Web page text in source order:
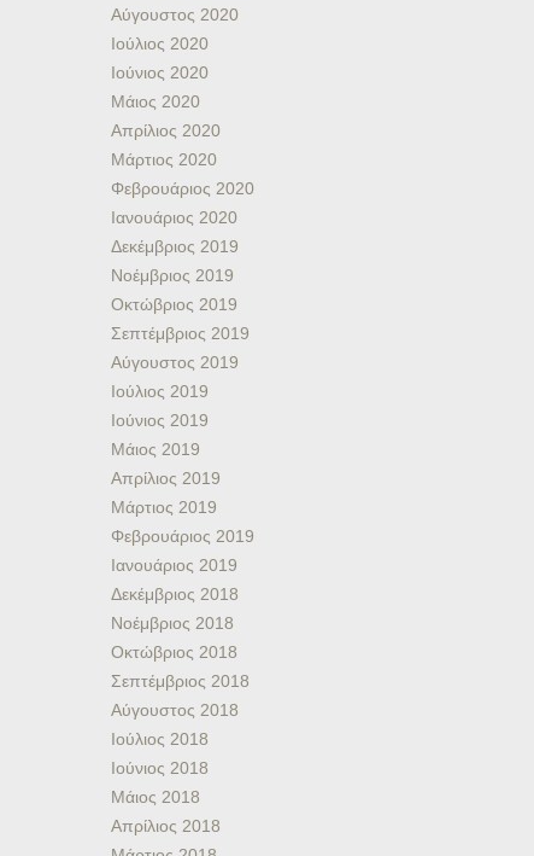
Αύγουστος 2020
Ιούλιος 2020
Ιούνιος 2020
Μάιος 2020
Απρίλιος 2020
Μάρτιος 2020
Φεβρουάριος 2020
Ιανουάριος 2020
Δεκέμβριος 2019
Νοέμβριος 2019
Οκτώβριος 2019
Σεπτέμβριος 2019
Αύγουστος 2019
Ιούλιος 2019
Ιούνιος 2019
Μάιος 2019
Απρίλιος 2019
Μάρτιος 2019
Φεβρουάριος 2019
Ιανουάριος 2019
Δεκέμβριος 2018
Νοέμβριος 2018
Οκτώβριος 2018
Σεπτέμβριος 2018
Αύγουστος 2018
Ιούλιος 2018
Ιούνιος 2018
Μάιος 2018
Απρίλιος 2018